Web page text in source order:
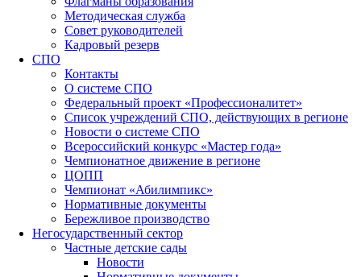
Методическая служба
Совет руководителей
Кадровый резерв
СПО
Контакты
О системе СПО
Федеральный проект «Профессионалитет»
Список учреждений СПО, действующих в регионе
Новости о системе СПО
Всероссийский конкурс «Мастер года»
Чемпионатное движение в регионе
ЦОПП
Чемпионат «Абилимпикс»
Нормативные документы
Бережливое производство
Негосударственный сектор
Частные детские сады
Новости